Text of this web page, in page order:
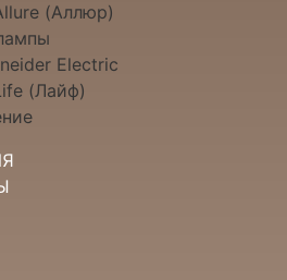
(Аллюр)
Electric
(Лайф)